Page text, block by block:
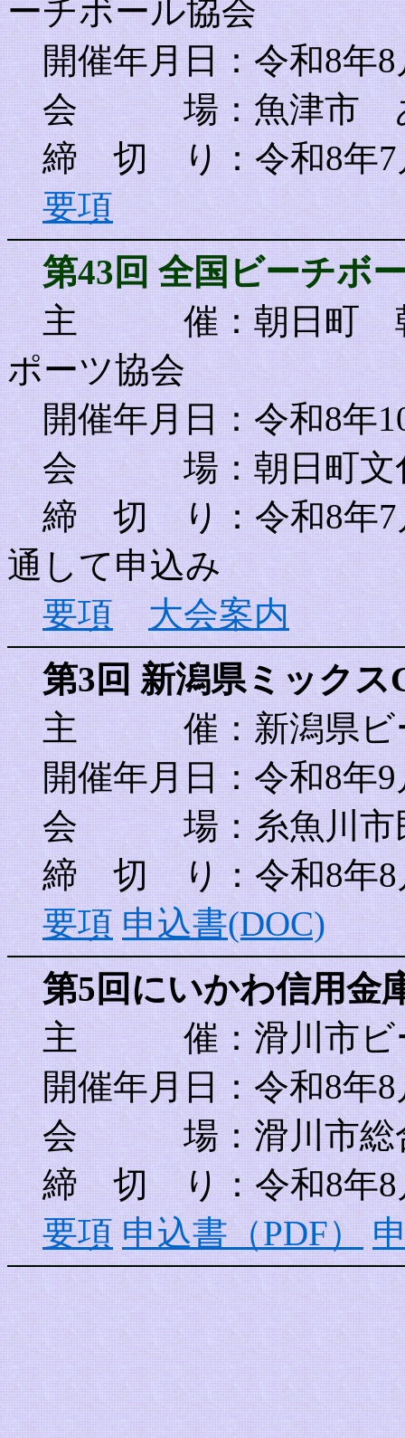
ーチボール協会
開催年月日：令和8年8
会 場：魚津市 あ
締 切 り：令和8年7
要項
第43回 全国ビーチボ
主 催 ：朝日町
ポーツ協会
開催年月日：令和8年
会 場：朝日町文化
締 切 り：令和8年7
通して申込み
要項
大会案内
第3回 新潟県ミックス
主 催 ：新潟県
開催年月日：令和8年9
会 場：糸魚川市民
締 切 り：令和8年8
要項 申込書(DOC)
第5回にいかわ信用金
主 催 ：滑川市
開催年月日：令和8年8
会 場：滑川市総合
締 切 り：令和8年8
要項 申込書（PDF）